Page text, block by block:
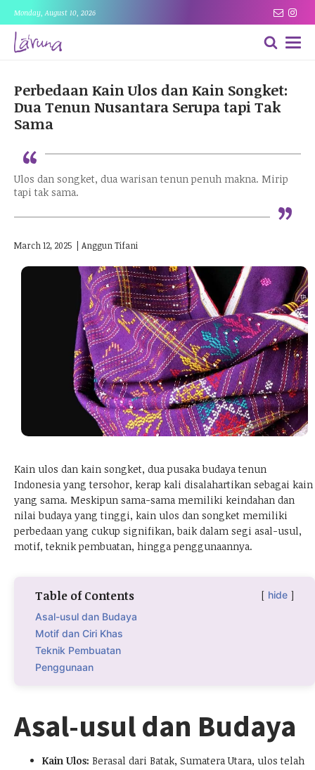
Monday, August 10, 2026
Perbedaan Kain Ulos dan Kain Songket:
Dua Tenun Nusantara Serupa tapi Tak
Sama
“
Ulos dan songket, dua warisan tenun penuh makna. Mirip
tapi tak sama.
“
March 12, 2025 Anggun Tifani
Kain ulos dan kain songket, dua pusaka budaya tenun
Indonesia yang tersohor, kerap kali disalahartikan sebagai kain
yang sama. Meskipun sama-sama memiliki keindahan dan
nilai budaya yang tinggi, kain ulos dan songket memiliki
perbedaan yang cukup signifikan, baik dalam segi asal-usul,
motif, teknik pembuatan, hingga penggunaannya.
Table of Contents
hide
Asal-usul dan Budaya
Motif dan Ciri Khas
Teknik Pembuatan
Penggunaan
Asal-usul dan Budaya
Kain Ulos: Berasal dari Batak, Sumatera Utara, ulos telah